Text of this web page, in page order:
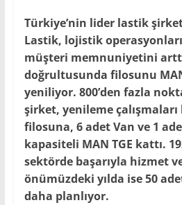
Türkiye’nin lider lastik
Lastik, lojistik
müşteri memnuniyetini
doğrultusunda filosunu MAN
yeniliyor. 800’den fazla
şirket, yenileme çalışmaları
filosuna, 6 adet Van ve 1
kapasiteli MAN TGE kattı.
sektörde başarıyla hizmet
önümüzdeki yılda ise 50
daha planlıyor.